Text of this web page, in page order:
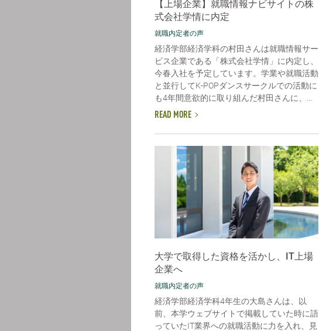
【上場企業】就職情報ナビサイトの株
式会社学情に内定
就職内定者の声
経済学部経済学科の村田さんは就職情報サー
ビス企業である「株式会社学情」に内定し、
今春入社を予定しています。学業や就職活動
と並行してK-POPダンスサークルでの活動に
も4年間意欲的に取り組んだ村田さんに、...
READ MORE
大学で取得した資格を活かし、IT上場
企業へ
就職内定者の声
経済学部経済学科4年生の大島さんは、以
前、本学ウェブサイトで掲載していた時に語
っていたIT業界への就職活動に力を入れ、見